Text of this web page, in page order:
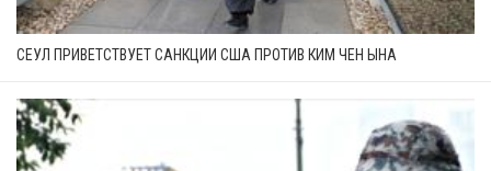
СЕУЛ ПРИВЕТСТВУЕТ САНКЦИИ США ПРОТИВ КИМ ЧЕН ЫНА